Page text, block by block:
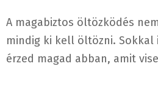
A magabiztos öltözködés
mindig ki kell öltözni. Sokkal
érzed magad abban, amit